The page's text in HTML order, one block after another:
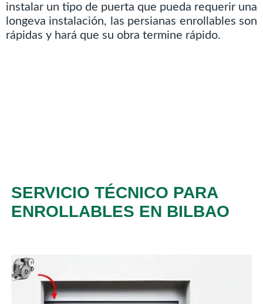
instalar un tipo de puerta que pueda requerir una
longeva instalación, las persianas enrollables son
rápidas y hará que su obra termine rápido.
SERVICIO TÉCNICO PARA
ENROLLABLES EN BILBAO